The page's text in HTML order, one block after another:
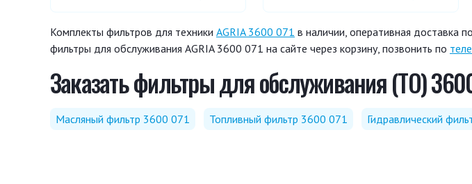
Комплекты фильтров для техники AGRIA 3600 071 в наличии, оперативная доставка
фильтры для обслуживания AGRIA 3600 071 на сайте через корзину, позвонить по
Заказать фильтры для обслуживания (ТО)
Масляный фильтр 3600 071 Топливный фильтр 3600 071 Гидравлический